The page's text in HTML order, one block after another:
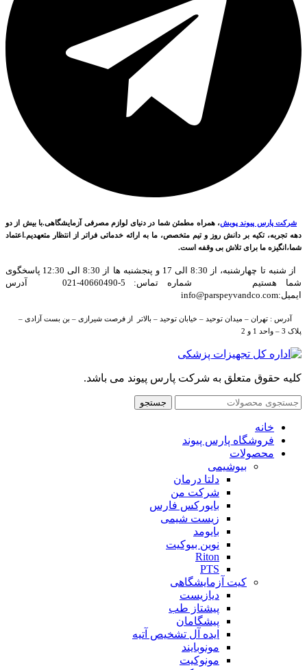
شرکت پارس پیوند پویش، همراه مطمئن شما در دنیای لوازم مصرفی آزمایشگاهی.با بیش از دو
دهه تجربه، تکیه بر دانش روز و تیم متخصص، ما به ارائه خدماتی فراتر از انتظار متعهدیم.اعتماد
شما،انگیزه ما برای تلاش بی وقفه است.
از شنبه تا چهارشنبه، از 8:30 الی 17 و پنجشنبه ها از 8:30 الی 12:30 پاسخگوی
شما هستیم شماره تماس: 5-40660490-021 آدرس
ایمیل:info@parspeyvandco.com
آدرس : تهران – میدان توحید – خیابان توحید – بالاتر از فرصت شیرازی – بن بست آزادی –
پلاک 3 – واحد 1 و 2
کلیه حقوق متعلق به شرکت پارس پیوند می باشد.
جستجو
خانه
فروشگاه پارس پیوند
محصولات
بیوشیمی
دلتا درمان
شرکت من
بایورکس فارس
زیست شیمی
بایومد
نوین بیوکیت
Riton
PTS
کیت آزمایشگاهی
دیازیست
پیشتاز طب
پیشگامان
ایده آل تشخیص آتیه
مونوبایند
مونوکیت